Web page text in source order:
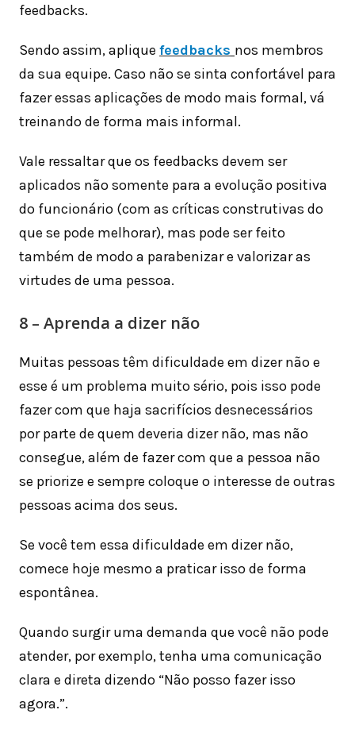
feedbacks.
Sendo assim, aplique feedbacks nos membros
da sua equipe. Caso não se sinta confortável para
fazer essas aplicações de modo mais formal, vá
treinando de forma mais informal.
Vale ressaltar que os feedbacks devem ser
aplicados não somente para a evolução positiva
do funcionário (com as críticas construtivas do
que se pode melhorar), mas pode ser feito
também de modo a parabenizar e valorizar as
virtudes de uma pessoa.
8 – Aprenda a dizer não
Muitas pessoas têm dificuldade em dizer não e
esse é um problema muito sério, pois isso pode
fazer com que haja sacrifícios desnecessários
por parte de quem deveria dizer não, mas não
consegue, além de fazer com que a pessoa não
se priorize e sempre coloque o interesse de outras
pessoas acima dos seus.
Se você tem essa dificuldade em dizer não,
comece hoje mesmo a praticar isso de forma
espontânea.
Quando surgir uma demanda que você não pode
atender, por exemplo, tenha uma comunicação
clara e direta dizendo “Não posso fazer isso
agora.”.